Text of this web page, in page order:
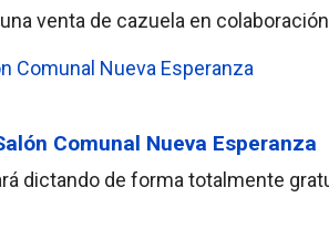
venta de cazuela en
Comunal Nueva Esperanza
dictando de forma totalmente